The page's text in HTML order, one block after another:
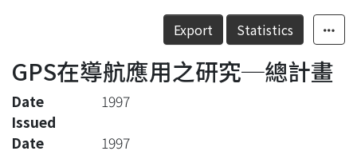
Statistics
Details
Export Statistics
GPS在導航應用之研究─總計畫
Date
Issued
1997
Date
1997